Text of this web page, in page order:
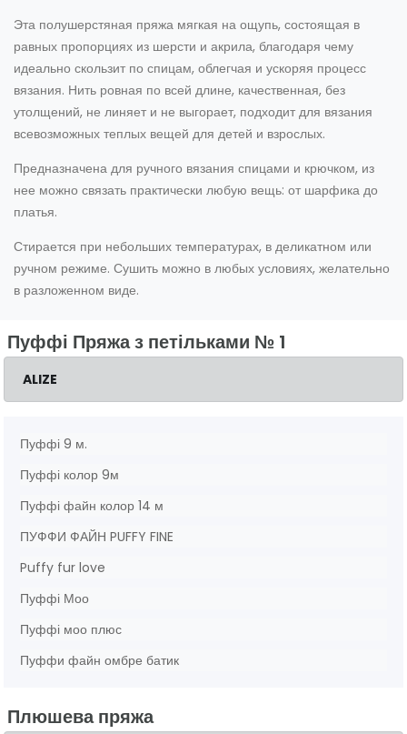
Пуффі Пряжа з петільками № 1
ALIZE
Пуффі 9 м.
Пуффі колор 9м
Пуффі файн колор 14 м
ПУФФИ ФАЙН PUFFY FINE
Puffy fur love
Пуффі Моо
Пуффі моо плюс
Пуффи файн омбре батик
Плюшева пряжа
Эта полушерстяная пряжа мягкая на ощупь, состоящая в
равных пропорциях из шерсти и акрила, благодаря чему
идеально скользит по спицам, облегчая и ускоряя процесс
вязания. Нить ровная по всей длине, качественная, без
утолщений, не линяет и не выгорает, подходит для вязания
всевозможных теплых вещей для детей и взрослых.
Предназначена для ручного вязания спицами и крючком, из
нее можно связать практически любую вещь: от шарфика до
платья.
Стирается при небольших температурах, в деликатном или
ручном режиме. Сушить можно в любых условиях, желательно
в разложенном виде.